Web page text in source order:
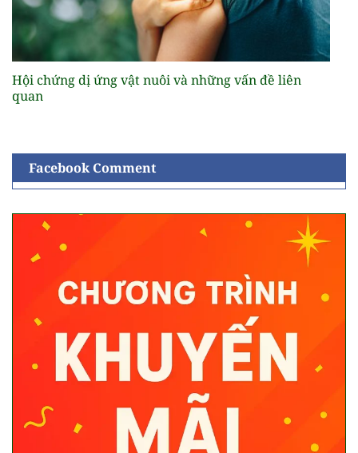
Hội chứng dị ứng vật nuôi và những vấn đề liên
quan
Facebook Comment